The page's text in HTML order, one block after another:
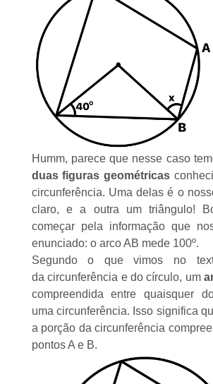
Humm, parece que nesse caso
duas figuras geométricas
circunferência. Uma delas é o
claro, e a outra um triângulo!
começar pela informação que
enunciado: o arco AB mede 100º.
Segundo o que vimos no
da circunferência e do círculo, um
compreendida entre quaisquer
uma circunferência. Isso significa
a porção da circunferência
pontos A e B.